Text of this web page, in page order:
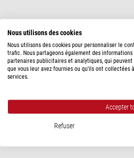
Nous utilisons des cookies
Nous utilisons des cookies pour personnaliser le
trafic. Nous partageons également des
partenaires publicitaires et analytiques, qui
que vous leur avez fournies ou qu'ils ont
services.
Accepter
Refuser